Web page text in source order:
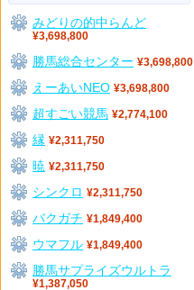
みどりの的中らんど
¥3,698,800
勝馬総合センター ¥3,698,800
えーあいNEO ¥3,698,800
超すごい競馬 ¥2,774,100
縁 ¥2,311,750
暁 ¥2,311,750
シンクロ ¥2,311,750
バクガチ ¥1,849,400
ウマフル ¥1,849,400
勝馬サプライズウルトラ
¥1,387,050